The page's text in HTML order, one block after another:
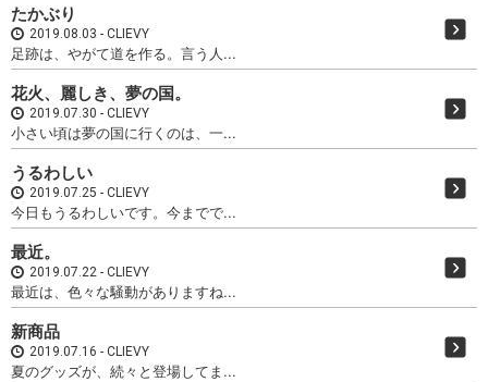
たかぶり
2019.08.03 CLIEVY
足跡は、やがて道を作る。言う人...
花火、麗しき、夢の国。
2019.07.30 CLIEVY
小さい頃は夢の国に行くのは、一...
うるわしい
2019.07.25 CLIEVY
今日もうるわしいです。今までで...
最近。
2019.07.22 CLIEVY
最近は、色々な騒動がありますね...
新商品
2019.07.16 CLIEVY
夏のグッズが、続々と登場してま...